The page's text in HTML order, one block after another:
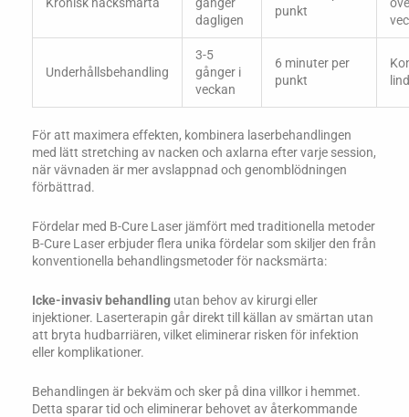
Kronisk nacksmärta
gånger
dagligen
punkt
Underhållsbehandling
3-5
gånger i
veckan
6 minuter per
punkt
För att maximera effekten, kombinera laserbehandlingen
med lätt stretching av nacken och axlarna efter varje session,
när vävnaden är mer avslappnad och genomblödningen
förbättrad.
Fördelar med B-Cure Laser jämfört med traditionella metoder
B-Cure Laser erbjuder flera unika fördelar som skiljer den från
konventionella behandlingsmetoder för nacksmärta:
Icke-invasiv behandling utan behov av kirurgi eller
injektioner. Laserterapin går direkt till källan av smärtan utan
att bryta hudbarriären, vilket eliminerar risken för infektion
eller komplikationer.
Behandlingen är bekväm och sker på dina villkor i hemmet.
Detta sparar tid och eliminerar behovet av återkommande